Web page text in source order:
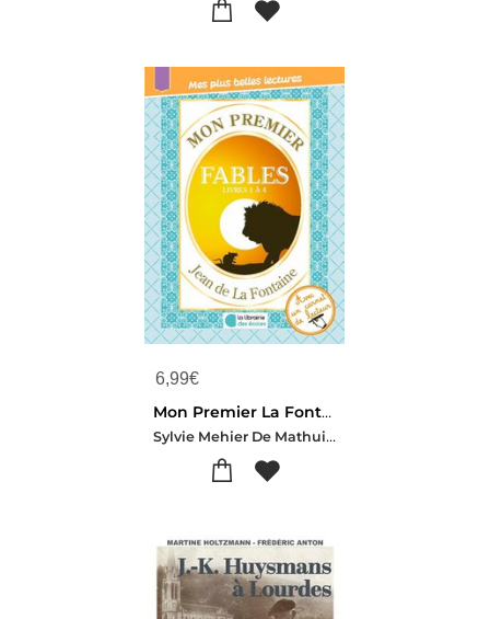
6,99€
Mon Premier La Fontaine - Fables
Sylvie Mehier De Mathuisieulx